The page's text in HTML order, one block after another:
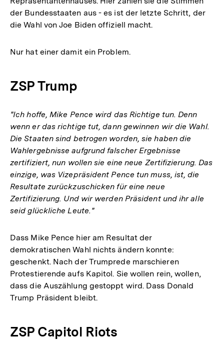
der Bundesstaaten aus - es ist der letzte Schritt, der
die Wahl von Joe Biden offiziell macht.
Nur hat einer damit ein Problem.
ZSP Trump
"Ich hoffe, Mike Pence wird das Richtige tun. Denn
wenn er das richtige tut, dann gewinnen wir die Wahl.
Die Staaten sind betrogen worden, sie haben die
Wahlergebnisse aufgrund falscher Ergebnisse
zertifiziert, nun wollen sie eine neue Zertifizierung. Das
einzige, was Vizepräsident Pence tun muss, ist, die
Resultate zurückzuschicken für eine neue
Zertifizierung. Und wir werden Präsident und ihr alle
seid glückliche Leute."
Dass Mike Pence hier am Resultat der
demokratischen Wahl nichts ändern konnte:
geschenkt. Nach der Trumprede marschieren
Protestierende aufs Kapitol. Sie wollen rein, wollen,
dass die Auszählung gestoppt wird. Dass Donald
Trump Präsident bleibt.
ZSP Capitol Riots